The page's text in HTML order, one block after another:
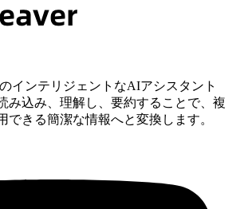
インテリジェントなAIアシスタント
み込み、理解し、要約することで、複
できる簡潔な情報へと変換します。